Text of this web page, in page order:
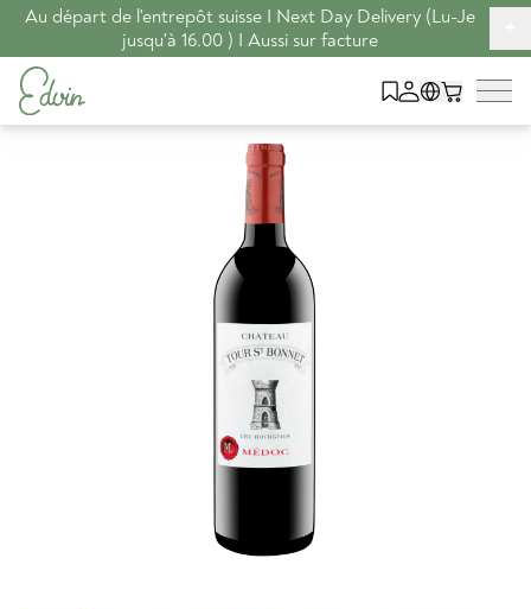
Au départ de l'entrepôt suisse I Next Day Delivery (Lu-Je
jusqu'à 16.00 ) I Aussi sur facture